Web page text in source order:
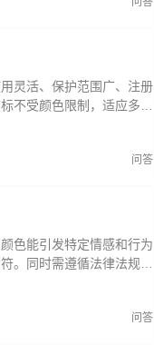
灵活、保护范围广、注册
不受颜色限制，适应多样
问答
色能引发特定情感和行为
。同时需遵循法律法规确
问答